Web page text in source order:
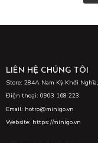
LIÊN HỆ CHÚNG TÔI
Store: 284A Nam Kỳ Khởi
Điện thoại: 0903 168 223
Email: hotro@minigo.vn
Website: https://minigo.vn